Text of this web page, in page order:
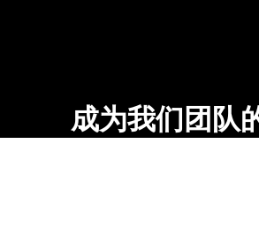
成为我们团队